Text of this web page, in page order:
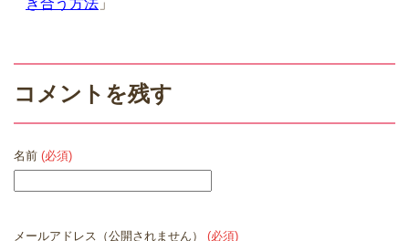
コメントを残す
名前 (必須)
メールアドレス（公開されません） (必須)